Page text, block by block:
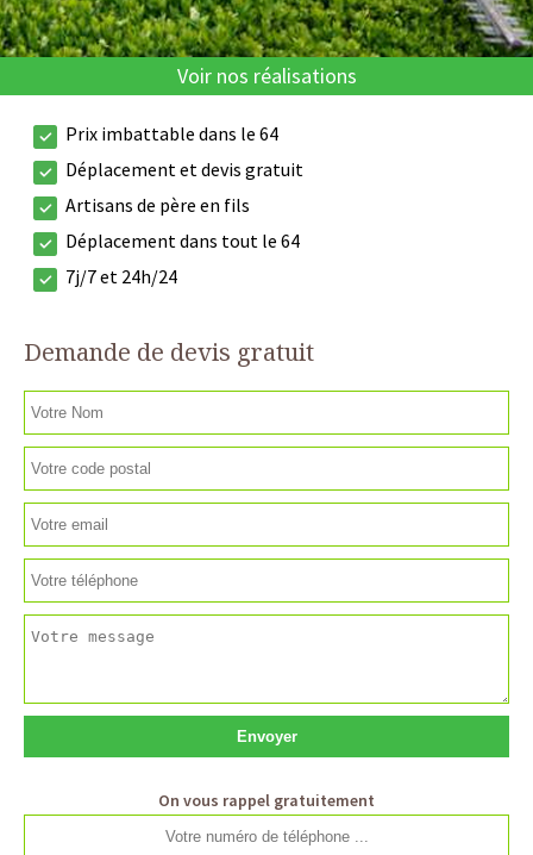
Voir nos réalisations
Prix imbattable dans le 64
Déplacement et devis gratuit
Artisans de père en fils
Déplacement dans tout le 64
7j/7 et 24h/24
Demande de devis gratuit
On vous rappel gratuitement